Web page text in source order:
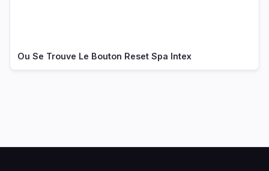
Ou Se Trouve Le Bouton Reset Spa Intex